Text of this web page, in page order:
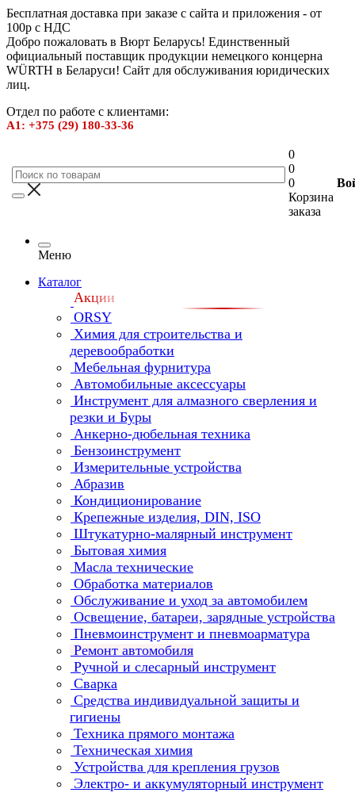
Бесплатная доставка при заказе с сайта и приложения - от
100р с НДС
Добро пожаловать в Вюрт Беларусь! Единственный
официальный поставщик продукции немецкого концерна
WÜRTH в Беларуси! Сайт для обслуживания юридических
лиц.
Отдел по работе с клиентами:
А1: +375 (29) 180-33-36
0
0
0
Корзина
заказа
Меню
Каталог
Акции
ORSY
Химия для строительства и
деревообработки
Мебельная фурнитура
Автомобильные аксессуары
Инструмент для алмазного сверления и
резки и Буры
Анкерно-дюбельная техника
Бензоинструмент
Измерительные устройства
Абразив
Кондиционирование
Крепежные изделия, DIN, ISO
Штукатурно-малярный инструмент
Бытовая химия
Масла технические
Обработка материалов
Обслуживание и уход за автомобилем
Освещение, батареи, зарядные устройства
Пневмоинструмент и пневмоарматура
Ремонт автомобиля
Ручной и слесарный инструмент
Сварка
Средства индивидуальной защиты и
гигиены
Техника прямого монтажа
Техническая химия
Устройства для крепления грузов
Электро- и аккумуляторный инструмент